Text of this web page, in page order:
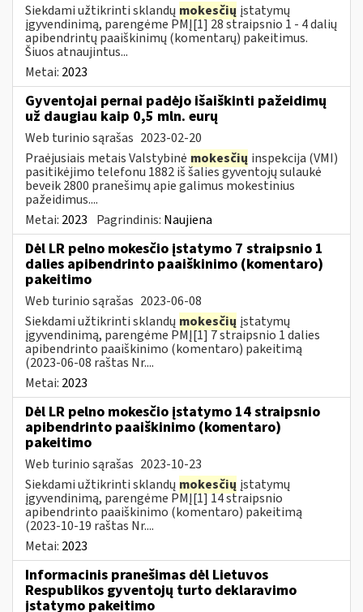
Siekdami užtikrinti sklandų mokesčių įstatymų
įgyvendinimą, parengėme PMĮ[1] 28 straipsnio 1 - 4 dalių
apibendrintų paaiškinimų (komentarų) pakeitimus.
Šiuos atnaujintus...
Metai: 2023
Gyventojai pernai padėjo išaiškinti pažeidimų
už daugiau kaip 0,5 mln. eurų
Web turinio sąrašas 2023-02-20
Praėjusiais metais Valstybinė mokesčių inspekcija (VMI)
pasitikėjimo telefonu 1882 iš šalies gyventojų sulaukė
beveik 2800 pranešimų apie galimus mokestinius
pažeidimus....
Metai: 2023 Pagrindinis: Naujiena
Dėl LR pelno mokesčio įstatymo 7 straipsnio 1
dalies apibendrinto paaiškinimo (komentaro)
pakeitimo
Web turinio sąrašas 2023-06-08
Siekdami užtikrinti sklandų mokesčių įstatymų
įgyvendinimą, parengėme PMĮ[1] 7 straipsnio 1 dalies
apibendrinto paaiškinimo (komentaro) pakeitimą
(2023-06-08 raštas Nr....
Metai: 2023
Dėl LR pelno mokesčio įstatymo 14 straipsnio
apibendrinto paaiškinimo (komentaro)
pakeitimo
Web turinio sąrašas 2023-10-23
Siekdami užtikrinti sklandų mokesčių įstatymų
įgyvendinimą, parengėme PMĮ[1] 14 straipsnio
apibendrinto paaiškinimo (komentaro) pakeitimą
(2023-10-19 raštas Nr....
Metai: 2023
Informacinis pranešimas dėl Lietuvos
Respublikos gyventojų turto deklaravimo
įstatymo pakeitimo